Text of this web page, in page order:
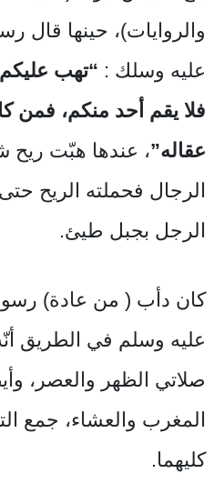
والروايات)، حينها قال
عليه وسلك : “تهب عليكم
فلا يقم أحد منكم، فمن
عقاله”، عندها هبّت ريح
الرجال فحملته الريح
الرجل بجبل طيئ.
كان دأب ( من عادة)
عليه وسلم في الطريق
صلاتي الظهر والعصر،
المغرب والعشاء، جمع
كليهما.